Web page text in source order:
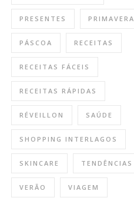
PRESENTES PRIMAVERA
PÁSCOA RECEITAS
RECEITAS FÁCEIS
RECEITAS RÁPIDAS
RÉVEILLON SAÚDE
SHOPPING INTERLAGOS
SKINCARE TENDÊNCIAS
VERÃO VIAGEM